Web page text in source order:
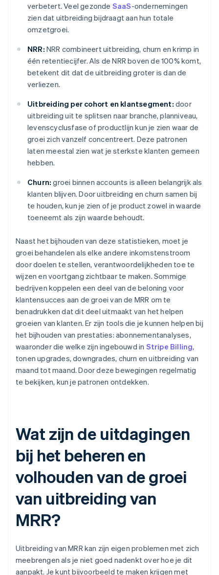
verbetert. Veel gezonde SaaS-ondernemingen
zien dat uitbreiding bijdraagt aan hun totale
omzetgroei.
NRR: NRR combineert uitbreiding, churn en krimp in
één retentiecijfer. Als de NRR boven de 100% komt,
betekent dit dat de uitbreiding groter is dan de
verliezen.
Uitbreiding per cohort en klantsegment: door
uitbreiding uit te splitsen naar branche, planniveau,
levenscyclusfase of productlijn kun je zien waar de
groei zich vanzelf concentreert. Deze patronen
laten meestal zien wat je sterkste klanten gemeen
hebben.
Churn: groei binnen accounts is alleen belangrijk als
klanten blijven. Door uitbreiding en churn samen bij
te houden, kun je zien of je product zowel in waarde
toeneemt als zijn waarde behoudt.
Naast het bijhouden van deze statistieken, moet je
groei behandelen als elke andere inkomstenstroom
door doelen te stellen, verantwoordelijkheden toe te
wijzen en voortgang zichtbaar te maken. Sommige
bedrijven koppelen een deel van de beloning voor
klantensucces aan de groei van de MRR om te
benadrukken dat dit deel uitmaakt van het helpen
groeien van klanten. Er zijn tools die je kunnen helpen bij
het bijhouden van prestaties: abonnementanalyses,
waaronder die welke zijn ingebouwd in Stripe Billing,
tonen upgrades, downgrades, churn en uitbreiding van
maand tot maand. Door deze bewegingen regelmatig
te bekijken, kun je patronen ontdekken.
Wat zijn de uitdagingen
bij het beheren en
volhouden van de groei
van uitbreiding van
MRR?
Uitbreiding van MRR kan zijn eigen problemen met zich
meebrengen als je niet goed nadenkt over hoe je dit
aanpakt. Je kunt bijvoorbeeld te maken krijgen met